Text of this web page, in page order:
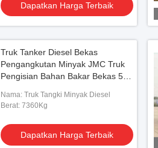
Dapatkan Harga Terbaik
Truk Tanker Diesel Bekas
Pengangkutan Minyak JMC Truk
Pengisian Bahan Bakar Bekas 5
Nama: Truk Tangki Minyak Diesel
Berat: 7360Kg
Dapatkan Harga Terbaik